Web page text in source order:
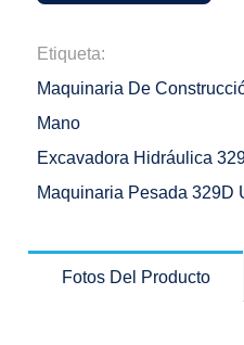
Etiqueta:
Maquinaria De
Mano
Excavadora Hidráulica
Maquinaria Pesada 329D
Fotos Del Producto